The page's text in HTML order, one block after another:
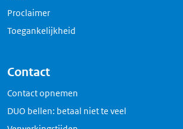
Proclaimer
Toegankelijkheid
Contact
Contact opnemen
DUO bellen: betaal niet te veel